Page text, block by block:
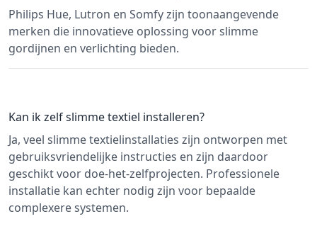
Philips Hue, Lutron en Somfy zijn toonaangevende
merken die innovatieve oplossing voor slimme
gordijnen en verlichting bieden.
Kan ik zelf slimme textiel installeren?
Ja, veel slimme textielinstallaties zijn ontworpen met
gebruiksvriendelijke instructies en zijn daardoor
geschikt voor doe-het-zelfprojecten. Professionele
installatie kan echter nodig zijn voor bepaalde
complexere systemen.